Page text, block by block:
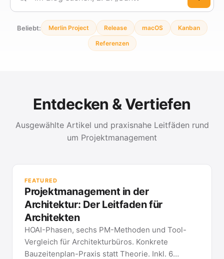
Suchen
Beliebt: Merlin Project Release macOS Kanban
Referenzen
Entdecken & Vertiefen
Ausgewählte Artikel und praxisnahe Leitfäden rund
um Projektmanagement
FEATURED
Projektmanagement in der
Architektur: Der Leitfaden für
Architekten
HOAI-Phasen, sechs PM-Methoden und Tool-
Vergleich für Architekturbüros. Konkrete
Bauzeitenplan-Praxis statt Theorie. Inkl. 6